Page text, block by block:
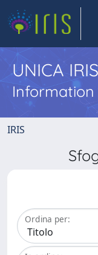
UNICA
Information
IRIS
Ordina per: